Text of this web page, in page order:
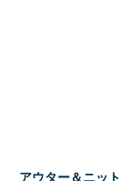
アウター＆ニット